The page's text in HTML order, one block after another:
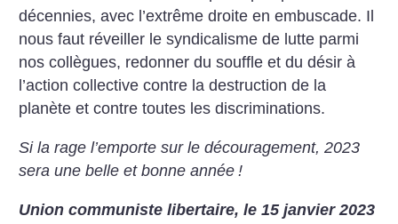
décennies, avec l’extrême droite en embuscade. Il
nous faut réveiller le syndicalisme de lutte parmi
nos collègues, redonner du souffle et du désir à
l’action collective contre la destruction de la
planète et contre toutes les discriminations.
Si la rage l’emporte sur le découragement, 2023
sera une belle et bonne année !
Union communiste libertaire, le 15 janvier 2023